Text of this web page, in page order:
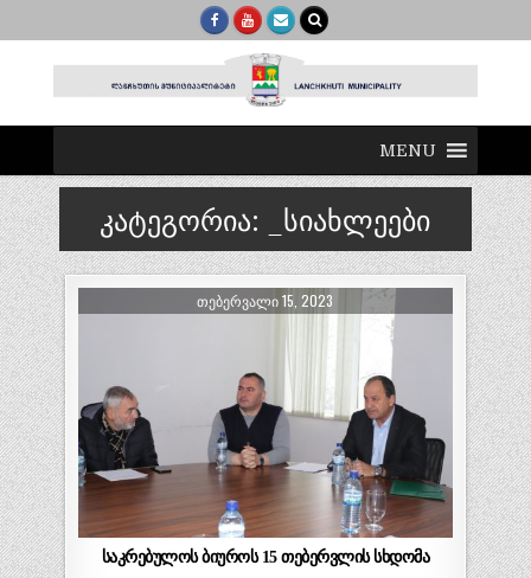
MENU
კატეგორია: _სიახლეები
ᲗᲔᲑᲔᲠᲕᲐᲚᲘ 15, 2023
საკრებულოს ბიუროს 15 თებერვლის სხდომა